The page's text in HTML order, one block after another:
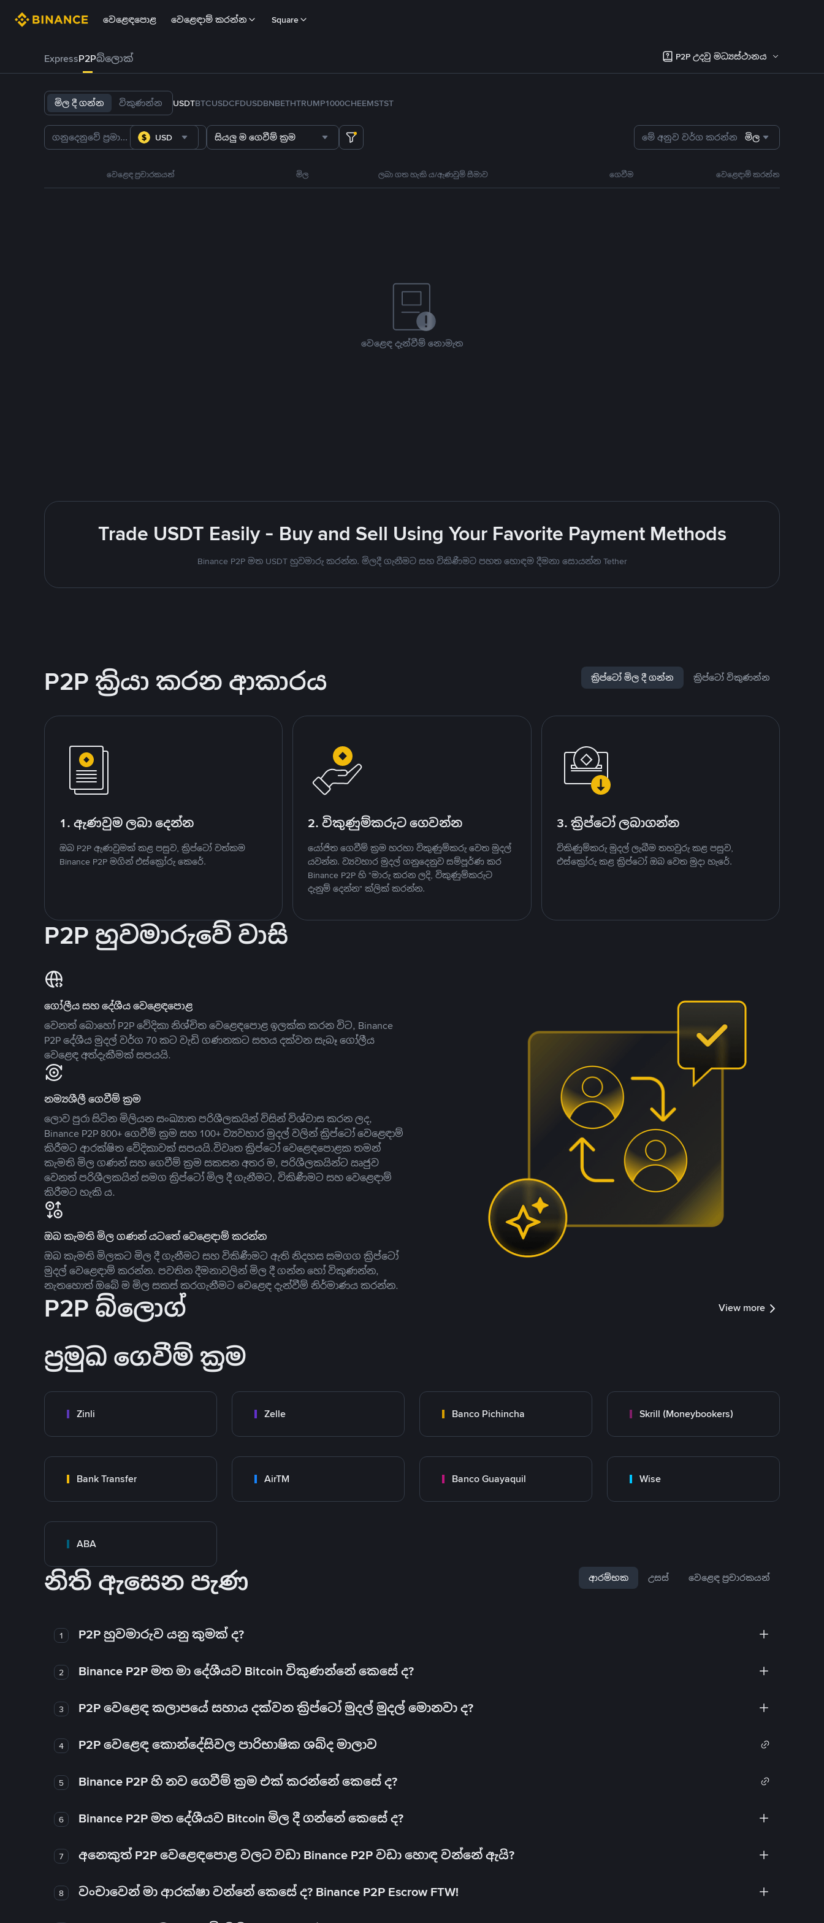
වෙළෙඳපොළ වෙළෙඳාම් කරන්න Square
ExpressP2Pබ්ලොක් P2P උදවු මධ්‍යස්ථානය
මිල දී ගන්න විකුණන්න USDTBTCUSDCFDUSDBNBETHTRUMP1000CHEEMSTST
USD සියලු ම ගෙවීම් ක්‍රම මේ අනුව වර්ග කරන්න මිල
වෙළෙඳ ප්‍රචාරකයන් මිල ලබා ගත හැකි ය/ඇණවුම් සීමාව ගෙවීම වෙළෙඳාම් කරන්න
වෙළෙඳ දැන්වීම් නොමැත
Trade USDT Easily - Buy and Sell Using Your Favorite Payment Methods
Binance P2P මත USDT හුවමාරු කරන්න. මිලදී ගැනීමට සහ විකිණීමට පහත හොඳම දීමනා සොයන්න Tether
P2P ක්‍රියා කරන ආකාරය ක්‍රිප්ටෝ මිල දී ගන්න ක්‍රිප්ටෝ විකුණන්න
1. ඇණවුම ලබා දෙන්න
ඔබ P2P ඇණවුමක් කළ පසුව, ක්‍රිප්ටෝ වත්කම
Binance P2P මගින් එස්ක්‍රෝරු කෙරේ.
2. විකුණුම්කරුට ගෙවන්න
යෝජිත ගෙවීම් ක්‍රම හරහා විකුණුම්කරු වෙත මුදල්
යවන්න. ව්‍යවහාර මුදල් ගනුදෙනුව සම්පූර්ණ කර
Binance P2P හි "මාරු කරන ලදි, විකුණුම්කරුට
දැනුම් දෙන්න" ක්ලික් කරන්න.
3. ක්‍රිප්ටෝ ලබාගන්න
විකිණුම්කරු මුදල් ලැබීම තහවුරු කළ පසුව,
එස්ක්‍රෝරු කළ ක්‍රිප්ටෝ ඔබ වෙත මුදා හැරේ.
P2P හුවමාරුවේ වාසි
ගෝලීය සහ දේශීය වෙළෙඳපොළ
වෙනත් බොහෝ P2P වේදිකා නිශ්චිත වෙළෙඳපොළ ඉලක්ක කරන විට, Binance
P2P දේශීය මුදල් වර්ග 70 කට වැඩි ගණනකට සහය දක්වන සැබෑ ගෝලීය
වෙළෙඳ අත්දැකීමක් සපයයි.
නම්‍යශීලී ගෙවීම් ක්‍රම
ලොව පුරා සිටින මිලියන සංඛ්‍යාත පරිශීලකයින් විසින් විශ්වාස කරන ලද,
Binance P2P 800+ ගෙවීම් ක්‍රම සහ 100+ ව්‍යවහාර මුදල් වලින් ක්‍රිප්ටෝ වෙළෙඳාම්
කිරීමට ආරක්ෂිත වේදිකාවක් සපයයි.විවෘත ක්‍රිප්ටෝ වෙළෙඳපොළක තමන්
කැමති මිල ගණන් සහ ගෙවීම් ක්‍රම සකසන අතර ම, පරිශීලකයින්ට ඍජුව
වෙනත් පරිශීලකයින් සමග ක්‍රිප්ටෝ මිල දී ගැනීමට, විකිණීමට සහ වෙළෙඳාම්
කිරීමට හැකි ය.
ඔබ කැමති මිල ගණන් යටතේ වෙළෙඳාම් කරන්න
ඔබ කැමති මිලකට මිල දී ගැනීමට සහ විකිණීමට ඇති නිදහස සමගග ක්‍රිප්ටෝ
මුදල් වෙළෙඳාම් කරන්න. පවතින දීමනාවලින් මිල දී ගන්න හෝ විකුණන්න,
නැතහොත් ඔබේ ම මිල සකස් කරගැනීමට වෙළෙඳ දැන්වීම් නිර්මාණය කරන්න.
P2P බ්ලොග් View more
ප්‍රමුඛ ගෙවීම් ක්‍රම
Zinli Zelle Banco Pichincha Skrill (Moneybookers)
Bank Transfer AirTM Banco Guayaquil Wise
ABA
නිති ඇසෙන පැණ ආරම්භක උසස් වෙළෙඳ ප්‍රචාරකයන්
1 P2P හුවමාරුව යනු කුමක් ද?
2 Binance P2P මත මා දේශීයව Bitcoin විකුණන්නේ කෙසේ ද?
3 P2P වෙළෙඳ කලාපයේ සහාය දක්වන ක්‍රිප්ටෝ මුදල් මුදල් මොනවා ද?
4 P2P වෙළෙඳ කොන්දේසිවල පාරිභාෂික ශබ්ද මාලාව
5 Binance P2P හි නව ගෙවීම් ක්‍රම එක් කරන්නේ කෙසේ ද?
6 Binance P2P මත දේශීයව Bitcoin මිල දී ගන්නේ කෙසේ ද?
7 අනෙකුත් P2P වෙළෙඳපොළ වලට වඩා Binance P2P වඩා හොඳ වන්නේ ඇයි?
8 වංචාවෙන් මා ආරක්ෂා වන්නේ කෙසේ ද? Binance P2P Escrow FTW!